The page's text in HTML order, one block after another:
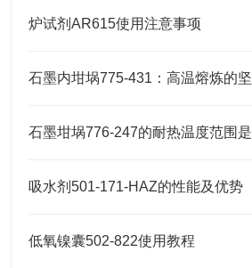
炉试剂AR615使用注意事项
石墨内坩埚775-431：高温熔炼的
石墨坩埚776-247的耐热温度范围
吸水剂501-171-HAZ的性能及优势
低氧镍囊502-822使用教程